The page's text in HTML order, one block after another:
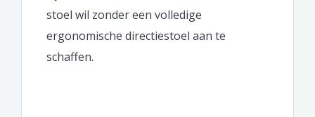
stoel wil zonder een volledige
ergonomische directiestoel aan te
schaffen.